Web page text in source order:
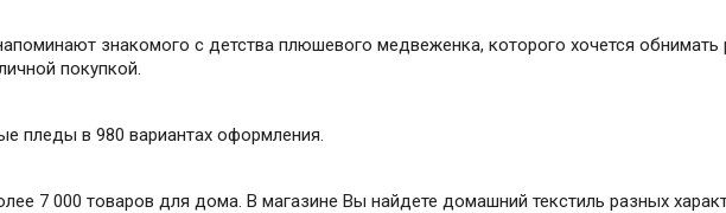
знакомого с детства плюшевого медвеженка, которого хочется
покупкой.
пледы в 980 вариантах оформления.
7 000 товаров для дома. В магазине Вы найдете домашний текстиль разных